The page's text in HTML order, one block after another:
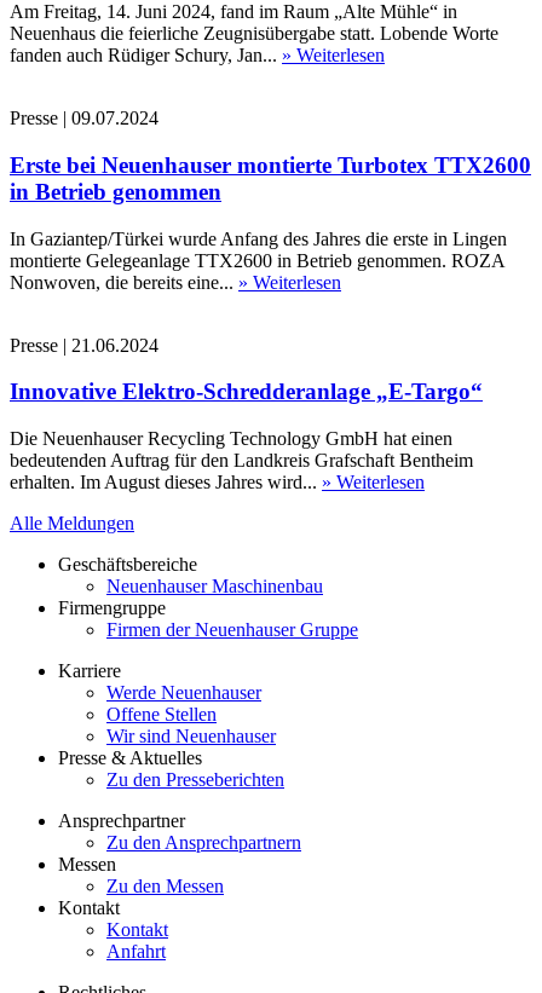
Am Freitag, 14. Juni 2024, fand im Raum „Alte Mühle“ in
Neuenhaus die feierliche Zeugnisübergabe statt. Lobende Worte
fanden auch Rüdiger Schury, Jan... » Weiterlesen
Presse | 09.07.2024
Erste bei Neuenhauser montierte Turbotex TTX2600
in Betrieb genommen
In Gaziantep/Türkei wurde Anfang des Jahres die erste in Lingen
montierte Gelegeanlage TTX2600 in Betrieb genommen. ROZA
Nonwoven, die bereits eine... » Weiterlesen
Presse | 21.06.2024
Innovative Elektro-Schredderanlage „E-Targo“
Die Neuenhauser Recycling Technology GmbH hat einen
bedeutenden Auftrag für den Landkreis Grafschaft Bentheim
erhalten. Im August dieses Jahres wird... » Weiterlesen
Alle Meldungen
Geschäftsbereiche
Neuenhauser Maschinenbau
Firmengruppe
Firmen der Neuenhauser Gruppe
Karriere
Werde Neuenhauser
Offene Stellen
Wir sind Neuenhauser
Presse & Aktuelles
Zu den Presseberichten
Ansprechpartner
Zu den Ansprechpartnern
Messen
Zu den Messen
Kontakt
Kontakt
Anfahrt